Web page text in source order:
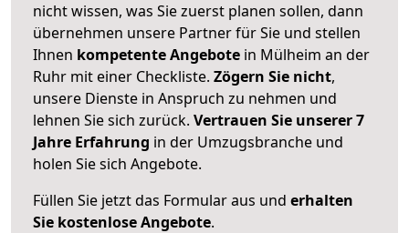
nicht wissen, was Sie zuerst planen sollen, dann
übernehmen unsere Partner für Sie und stellen
Ihnen kompetente Angebote in Mülheim an der
Ruhr mit einer Checkliste. Zögern Sie nicht,
unsere Dienste in Anspruch zu nehmen und
lehnen Sie sich zurück. Vertrauen Sie unserer 7
Jahre Erfahrung in der Umzugsbranche und
holen Sie sich Angebote.
Füllen Sie jetzt das Formular aus und erhalten
Sie kostenlose Angebote.